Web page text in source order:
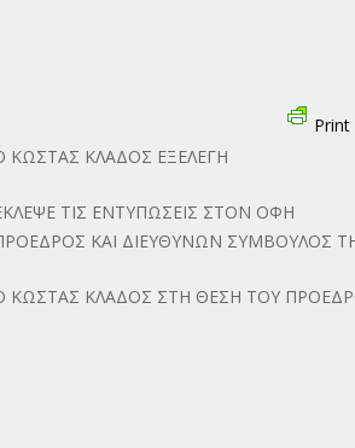
Print
ΚΩΣΤΑΣ ΚΛΑΔΟΣ ΕΞΕΛΕΓΗ
ΤΙΣ ΕΝΤΥΠΩΣΕΙΣ ΣΤΟΝ ΟΦΗ
ΚΑΙ ΔΙΕΥΘΥΝΩΝ ΣΥΜΒΟΥΛΟΣ
ΚΩΣΤΑΣ ΚΛΑΔΟΣ ΣΤΗ ΘΕΣΗ ΤΟΥ